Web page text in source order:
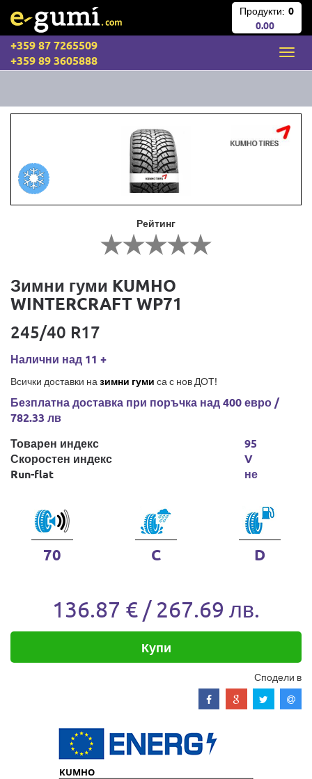
Продукти: 0
0.00
+359 87 7265509
+359 89 3605888
Рейтинг
Зимни гуми KUMHO
WINTERCRAFT WP71
245/40 R17
Налични над 11 +
Всички доставки на зимни гуми са с нов ДОТ!
Безплатна доставка при поръчка над 400 евро /
782.33 лв
Товарен индекс
Скоростен индекс
Run-flat
95
V
не
70 C D
136.87 € / 267.69 лв.
Купи
Сподели в
KUMHO